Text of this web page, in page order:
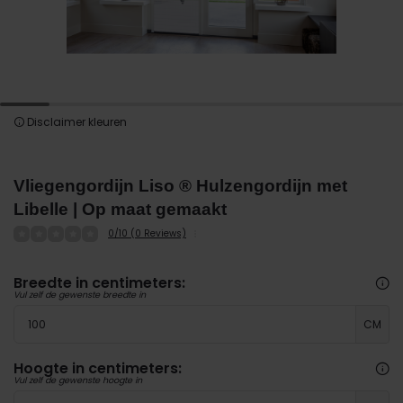
Disclaimer kleuren
Vliegengordijn Liso ® Hulzengordijn met
Libelle | Op maat gemaakt
0/10 (0 Reviews)
Breedte in centimeters:
Vul zelf de gewenste breedte in
CM
Hoogte in centimeters:
Vul zelf de gewenste hoogte in